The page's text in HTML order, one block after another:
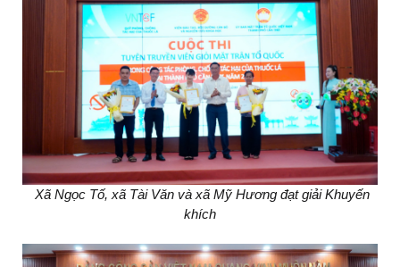
Xã Ngọc Tố, xã Tài Văn và xã Mỹ Hương đạt giải Khuyến
khích